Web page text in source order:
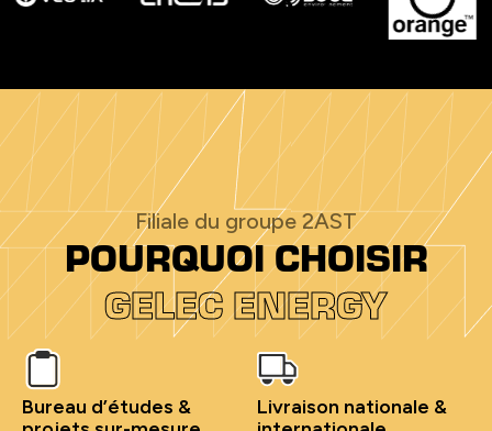
Filiale du groupe 2AST
POURQUOI CHOISIR
GELEC ENERGY
Bureau d’études &
Livraison nationale &